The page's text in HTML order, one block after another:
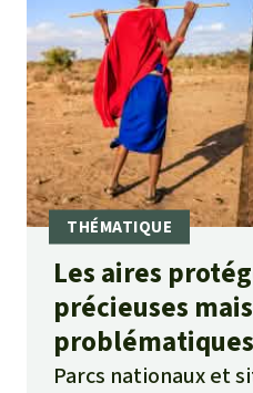
Les aires
précieuses mais
problématiques
Parcs nationaux et